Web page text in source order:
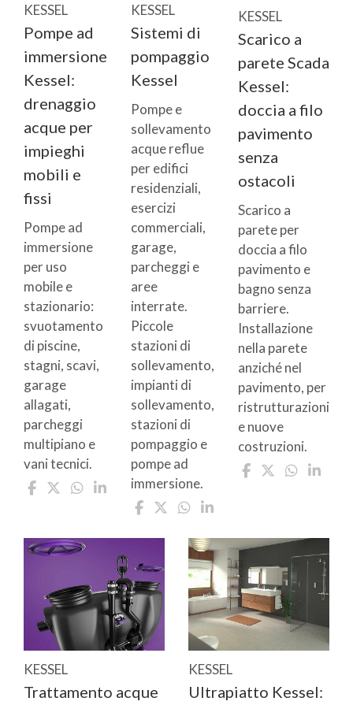
KESSEL
Pompe ad
immersione
Kessel:
drenaggio
acque per
impieghi
mobili e
fissi
Pompe ad
immersione
per uso
mobile e
stazionario:
svuotamento
di piscine,
stagni, scavi,
garage
allagati,
parcheggi
multipiano e
vani tecnici.
KESSEL
Sistemi di
pompaggio
Kessel
Pompe e
sollevamento
acque reflue
per edifici
residenziali,
esercizi
commerciali,
garage,
parcheggi e
aree
interrate.
Piccole
stazioni di
sollevamento,
impianti di
sollevamento,
stazioni di
pompaggio e
pompe ad
immersione.
KESSEL
Scarico a
parete Scada
Kessel:
doccia a filo
pavimento
senza
ostacoli
Scarico a
parete per
doccia a filo
pavimento e
bagno senza
barriere.
Installazione
nella parete
anziché nel
pavimento, per
ristrutturazioni
e nuove
costruzioni.
KESSEL
Trattamento acque
KESSEL
Ultrapiatto Kessel: